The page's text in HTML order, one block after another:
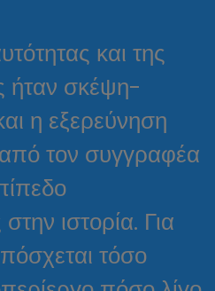
και της
ήταν σκέψη-
η εξερεύνηση
τον συγγραφέα
ιστορία. Για
τόσο